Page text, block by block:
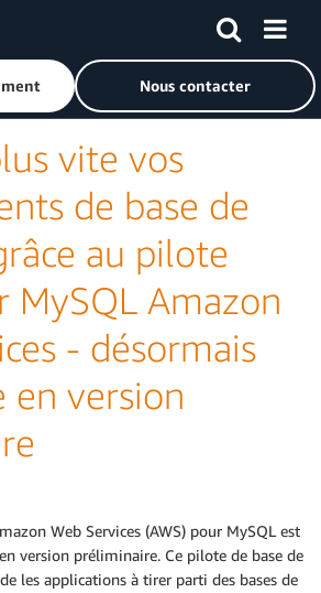
revenir à la page d'accueil d'Amazon Web
Nous contacter
vite vos
de base de
au pilote
MySQL Amazon
- désormais
en version
Web Services (AWS) pour MySQL est
version préliminaire. Ce pilote de base de
les applications à tirer parti des bases de